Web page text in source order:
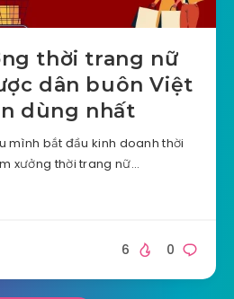
thời trang nữ
dân buôn Việt
dùng nhất
mình bắt đầu kinh doanh thời
xưởng thời trang nữ…
0
6